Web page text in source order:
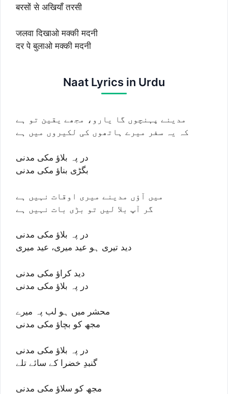
बरसों से अखियाँ तरसी
जलवा दिखाओ मक्की मदनी
दर पे बुलाओ मक्की मदनी
Naat Lyrics in Urdu
مدینے پہنچوں گا یارو، مجھے یقین تو ہے
کہ یہ سفر میرے ہاتھوں کی لکیروں میں ہے
در پہ بلاؤ مکی مدنی
بگڑی بناؤ مکی مدنی
میں آؤں مدینے میری اوقات نہیں ہے
گر آپ بلا لیں تو بڑی بات نہیں ہے
در پہ بلاؤ مکی مدنی
دید تیری ہو عید میری، عید میری
دید کراؤ مکی مدنی
در پہ بلاؤ مکی مدنی
محشر میں ہو لب پہ میرے
مجھ کو بچاؤ مکی مدنی
در پہ بلاؤ مکی مدنی
گنبدِ خضرا کے سائے تلے
مجھ کو سلاؤ مکی مدنی